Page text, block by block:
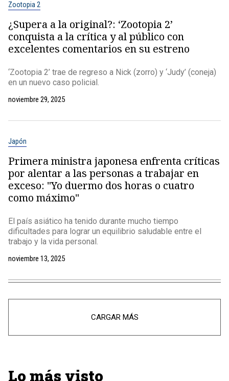
Zootopia 2
¿Supera a la original?: ‘Zootopia 2’
conquista a la crítica y al público con
excelentes comentarios en su estreno
‘Zootopia 2’ trae de regreso a Nick (zorro) y ‘Judy’ (coneja)
en un nuevo caso policial.
noviembre 29, 2025
Japón
Primera ministra japonesa enfrenta críticas
por alentar a las personas a trabajar en
exceso: "Yo duermo dos horas o cuatro
como máximo"
El país asiático ha tenido durante mucho tiempo
dificultades para lograr un equilibrio saludable entre el
trabajo y la vida personal.
noviembre 13, 2025
CARGAR MÁS
Lo más visto